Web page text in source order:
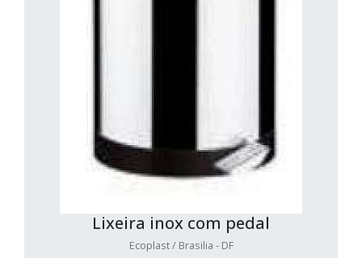
Lixeira inox com pedal
Ecoplast / Brasilia - DF